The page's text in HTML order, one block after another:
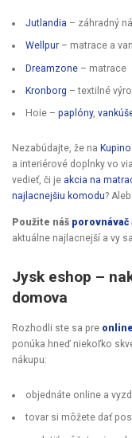
Jutlandia – záhradný
Wellpur – matrace a
Dreamzone – matrace
Kronborg – textilné
Hoie –paplóny,
Nezabúdajte, že na
a interiérové doplnky vo
vedieť, či je akcia na
najlacnejšiu komodu?
Použite náš porovnávač
aktuálne najlacnejší a vy
Jysk eshop –
domova
Rozhodli ste sa pre
ponúka hneď niekoľko
nákupu:
objednáte online a
tovar si môžete dať